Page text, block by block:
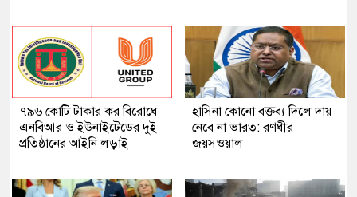
৭৯৬ কোটি টাকার কর বিরোধে
এনবিআর ও ইউনাইটেডের দুই
প্রতিষ্ঠানের আইনি লড়াই
হাসিনা কোনো বক্তব্য দিলে দায়
নেবে না ভারত: রণধীর
জয়সওয়াল